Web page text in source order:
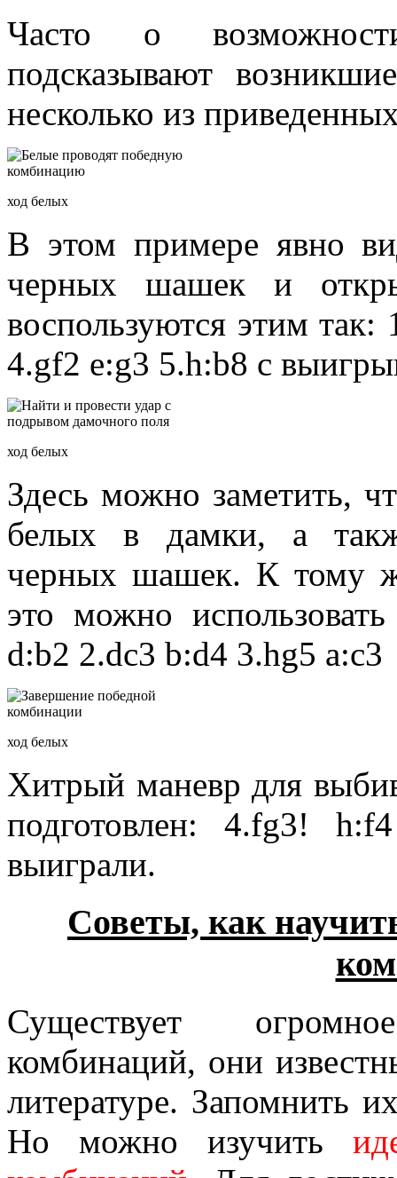
Часто о
подсказывают
несколько из
ход белых
В этом примере явно
черных шашек и
воспользуются этим
4.gf2 e:g3 5.h:b8 с
ход белых
Здесь можно заметить,
белых в дамки, а
черных шашек. К тому
это можно
d:b2 2.dc3 b:d4 3.hg5 a:c3
ход белых
Хитрый маневр для
подготовлен: 4.fg3!
выиграли.
Советы, как
Существует
комбинаций, они
литературе. Запомнить
Но можно изучить